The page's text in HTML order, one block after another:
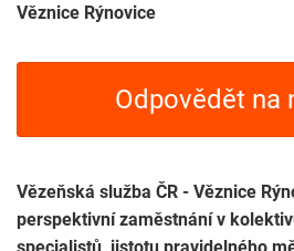
Věznice Rýnovice
Odpovědět na
Vězeňská služba ČR - Věznice
perspektivní zaměstnání v